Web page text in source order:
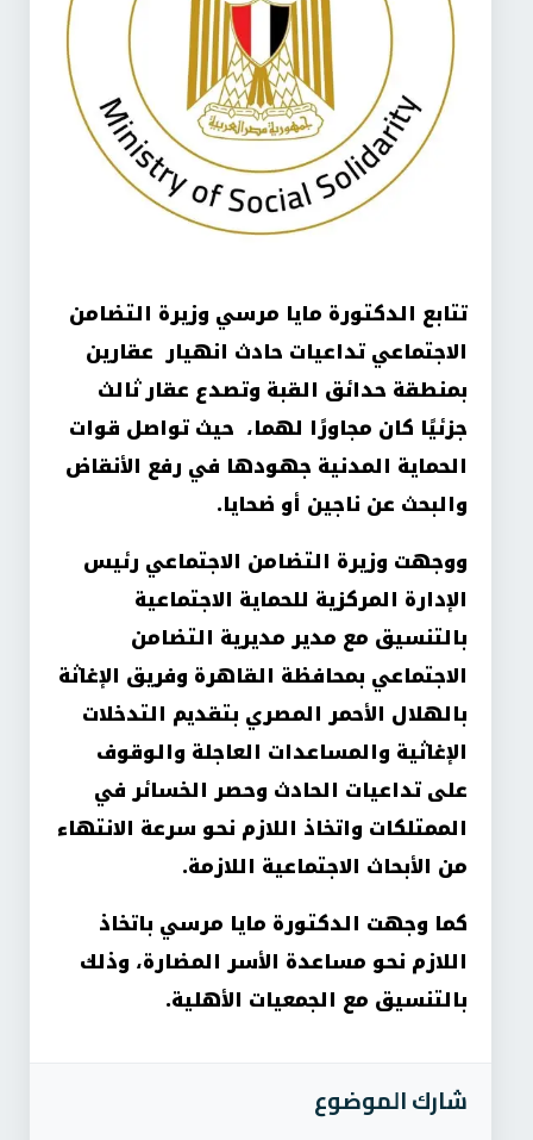
تتابع الدكتورة مايا مرسي وزيرة التضامن
الاجتماعي تداعيات حادث انهيار عقارين
بمنطقة حدائق القبة وتصدع عقار ثالث
جزئيًا كان مجاورًا لهما، حيث تواصل قوات
الحماية المدنية جهودها في رفع الأنقاض
والبحث عن ناجين أو ضحايا.
ووجهت وزيرة التضامن الاجتماعي رئيس
الإدارة المركزية للحماية الاجتماعية
بالتنسيق مع مدير مديرية التضامن
الاجتماعي بمحافظة القاهرة وفريق الإغاثة
بالهلال الأحمر المصري بتقديم التدخلات
الإغاثية والمساعدات العاجلة والوقوف
على تداعيات الحادث وحصر الخسائر في
الممتلكات واتخاذ اللازم نحو سرعة الانتهاء
من الأبحاث الاجتماعية اللازمة.
كما وجهت الدكتورة مايا مرسي باتخاذ
اللازم نحو مساعدة الأسر المضارة، وذلك
بالتنسيق مع الجمعيات الأهلية.
شارك الموضوع